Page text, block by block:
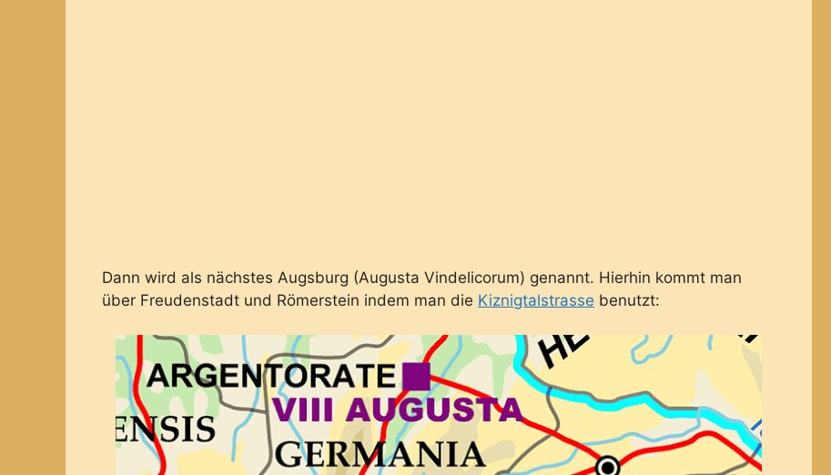
Dann wird als nächstes Augsburg (Augusta Vindelicorum) genannt. Hierhin kommt man
über Freudenstadt und Römerstein indem man die Kiznigtalstrasse benutzt: